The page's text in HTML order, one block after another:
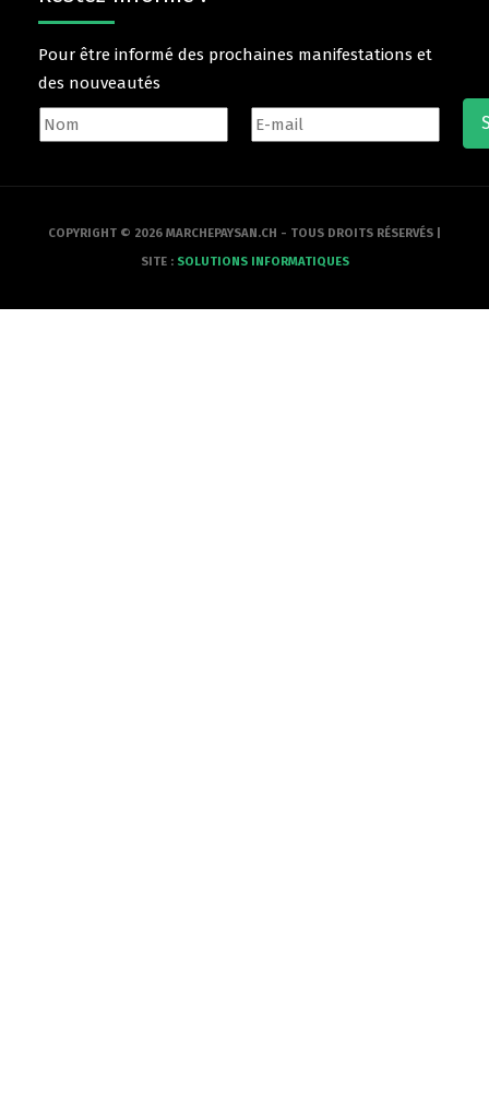
Pour être informé des prochaines manifestations et
des nouveautés
COPYRIGHT © 2026 MARCHEPAYSAN.CH - TOUS DROITS RÉSERVÉS |
SITE : SOLUTIONS INFORMATIQUES